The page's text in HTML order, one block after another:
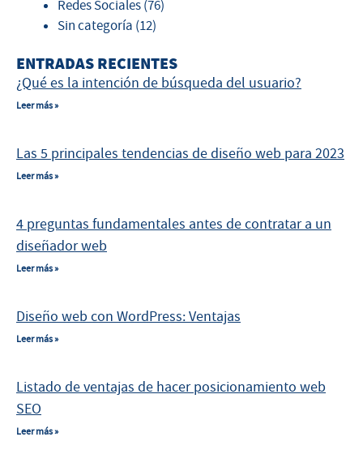
Redes Sociales(76)
Sin categoría (12)
ENTRADAS RECIENTES
¿Qué es la intención de búsqueda del usuario?
Leer más »
Las 5 principales tendencias de diseño web para 2023
Leer más »
4 preguntas fundamentales antes de contratar a un
diseñador web
Leer más »
Diseño web con WordPress: Ventajas
Leer más »
Listado de ventajas de hacer posicionamiento web
SEO
Leer más »